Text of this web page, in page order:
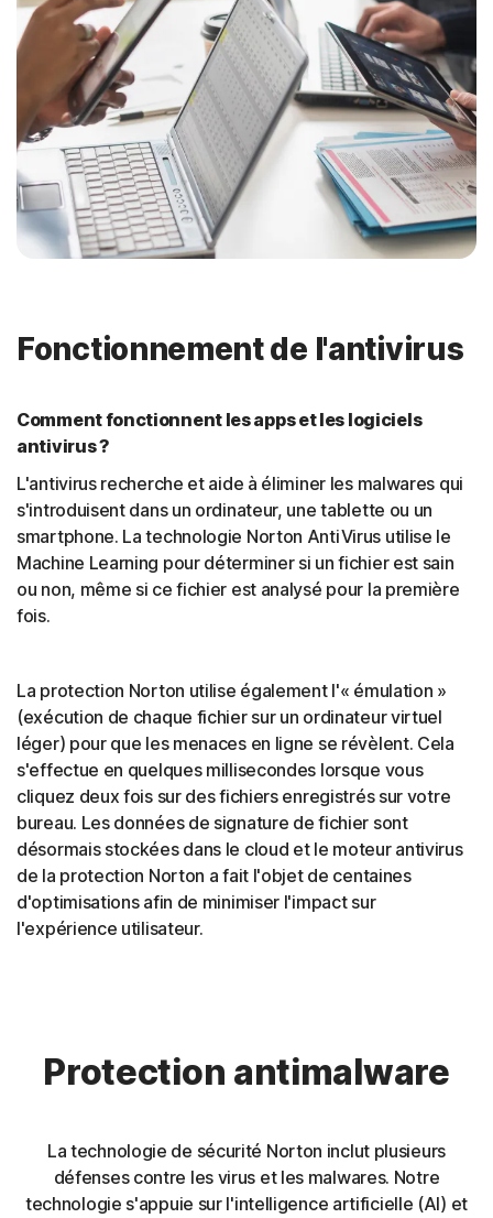
Fonctionnement de l'antivirus
Comment fonctionnent les apps et les logiciels
antivirus ?
L'antivirus recherche et aide à éliminer les malwares qui
s'introduisent dans un ordinateur, une tablette ou un
smartphone. La technologie Norton AntiVirus utilise le
Machine Learning pour déterminer si un fichier est sain
ou non, même si ce fichier est analysé pour la première
fois.
La protection Norton utilise également l'« émulation »
(exécution de chaque fichier sur un ordinateur virtuel
léger) pour que les menaces en ligne se révèlent. Cela
s'effectue en quelques millisecondes lorsque vous
cliquez deux fois sur des fichiers enregistrés sur votre
bureau. Les données de signature de fichier sont
désormais stockées dans le cloud et le moteur antivirus
de la protection Norton a fait l'objet de centaines
d'optimisations afin de minimiser l'impact sur
l'expérience utilisateur.
Protection antimalware
La technologie de sécurité Norton inclut plusieurs
défenses contre les virus et les malwares. Notre
technologie s'appuie sur l'intelligence artificielle (AI) et